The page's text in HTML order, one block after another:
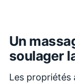
Un
soulager
Les propriétés